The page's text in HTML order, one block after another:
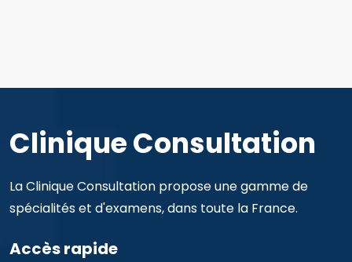
Clinique Consultation
La Clinique Consultation propose une gamme de
spécialités et d'examens, dans toute la France.
Accès rapide